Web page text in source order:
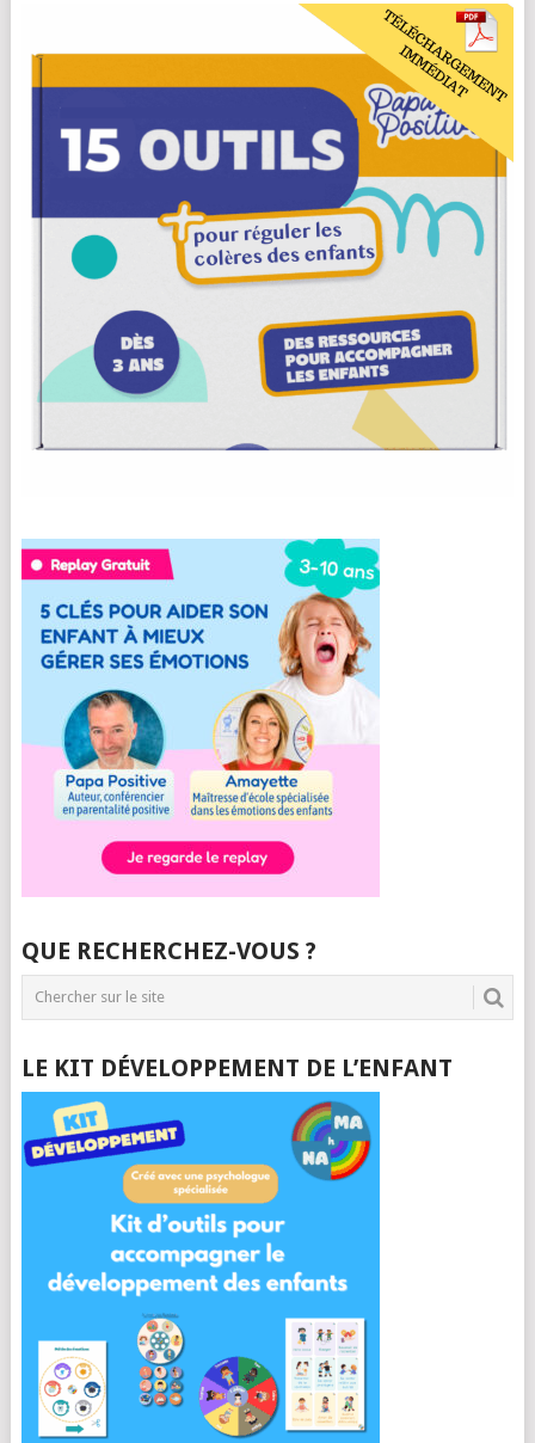
QUE RECHERCHEZ-VOUS ?
LE KIT DÉVELOPPEMENT DE L’ENFANT